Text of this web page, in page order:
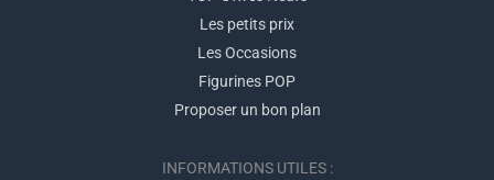
Les petits prix
Les Occasions
Figurines POP
Proposer un bon plan
INFORMATIONS UTILES :